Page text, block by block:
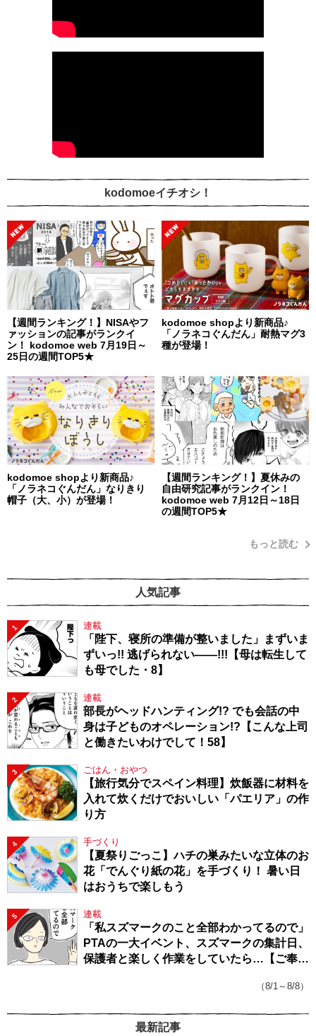
kodomoeイチオシ！
【週間ランキング！】NISAやフ
ァッションの記事がランクイ
ン！ kodomoe web 7月19日～
25日の週間TOP5★
kodomoe shopより新商品♪
「ノラネコぐんだん」耐熱マグ3
種が登場！
kodomoe shopより新商品♪
「ノラネコぐんだん」なりきり
帽子（大、小）が登場！
【週間ランキング！】夏休みの
自由研究記事がランクイン！
kodomoe web 7月12日～18日
の週間TOP5★
もっと読む
人気記事
1 連載
「陛下、寝所の準備が整いました」まずいま
ずいっ!! 逃げられない――!!!【母は転生して
も母でした・8】
2 連載
部長がヘッドハンティング!? でも会話の中
身は子どものオペレーション!?【こんな上司
と働きたいわけでして！58】
3 ごはん・おやつ
【旅行気分でスペイン料理】炊飯器に材料を
入れて炊くだけでおいしい「パエリア」の作
り方
4 手づくり
【夏祭りごっこ】ハチの巣みたいな立体のお
花「でんぐり紙の花」を手づくり！ 暑い日
はおうちで楽しもう
5 連載
「私スズマークのこと全部わかってるので」
PTAの一大イベント、スズマークの集計日、
保護者と楽しく作業をしていたら…【ご奉仕
（8/1～8/8）
最新記事